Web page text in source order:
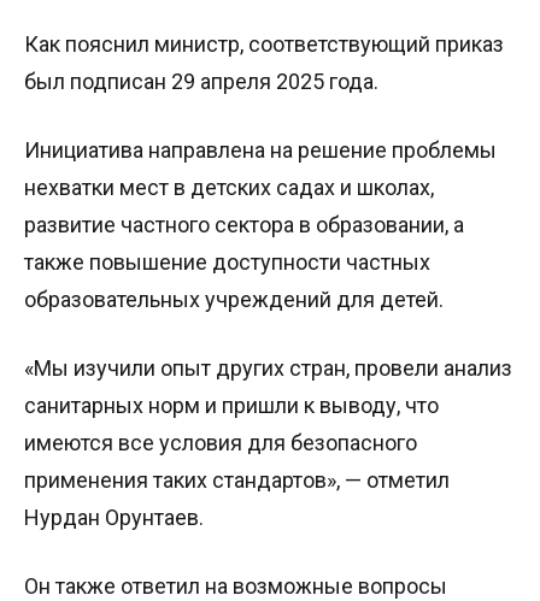
Как пояснил министр, соответствующий приказ
был подписан 29 апреля 2025 года.
Инициатива направлена на решение проблемы
нехватки мест в детских садах и школах,
развитие частного сектора в образовании, а
также повышение доступности частных
образовательных учреждений для детей.
«Мы изучили опыт других стран, провели анализ
санитарных норм и пришли к выводу, что
имеются все условия для безопасного
применения таких стандартов», — отметил
Нурдан Орунтаев.
Он также ответил на возможные вопросы